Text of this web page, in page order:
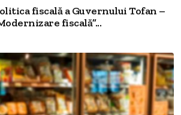
fiscală a Guvernului Tofan –
fiscală”...